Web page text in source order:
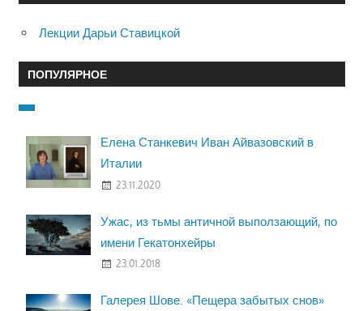
Лекции Дарьи Ставицкой
ПОПУЛЯРНОЕ
Елена Станкевич Иван Айвазовский в
Италии
23.11.2020
Ужас, из тьмы античной выползающий, по
имени Гекатонхейры
23.01.2018
Галерея Шове. «Пещера забытых снов»